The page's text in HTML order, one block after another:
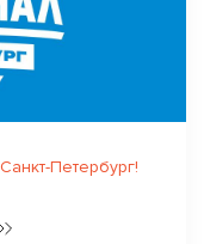
Петербург!